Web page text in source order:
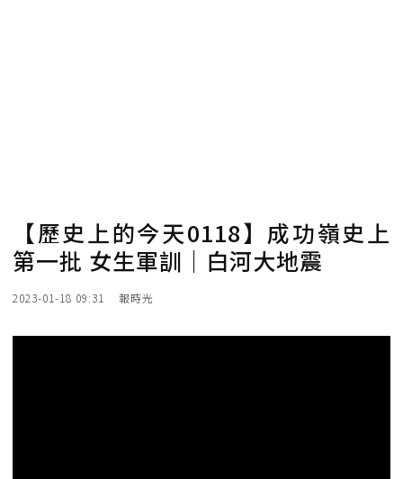
【歷史上的今天0118】成功嶺史上
第一批 女生軍訓｜白河大地震
2023-01-18 09:31 報時光